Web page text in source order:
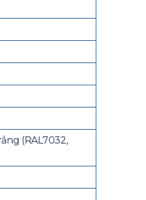
(RAL7032,